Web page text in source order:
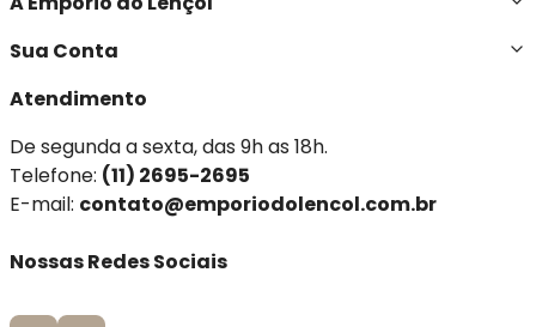
Sua Conta
Atendimento
De segunda a sexta, das 9h as 18h.
Telefone: (11) 2695-2695
E-mail: contato@emporiodolencol.com.br
Nossas Redes Sociais